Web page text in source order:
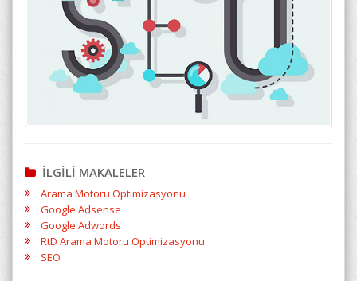
İLGİLİ MAKALELER
Arama Motoru Optimizasyonu
Google Adsense
Google Adwords
RtD Arama Motoru Optimizasyonu
SEO